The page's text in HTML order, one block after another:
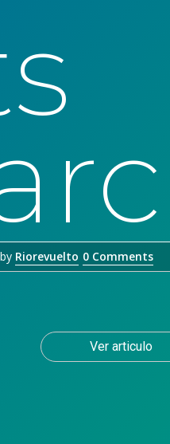
by Riorevuelto 0 Comments
Ver articulo